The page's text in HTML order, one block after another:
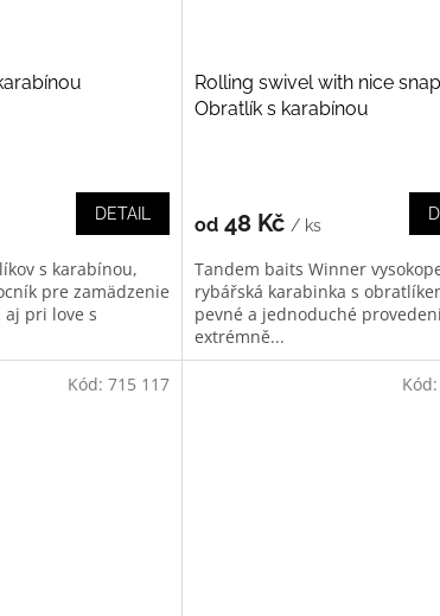
DETAIL
s karabínou,
pre zamädzenie
aj pri love s
Rolling swivel with nice
Obratlík s karabínou
od48 Kč / ks
Tandem baits Winner
rybářská karabinka s
pevné a jednoduché
extrémně...
Kód: 715 117 Kód: